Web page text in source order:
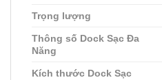
Trọng lượng
Thông số Dock Sạc Đa
Năng
Kích thước Dock Sạc